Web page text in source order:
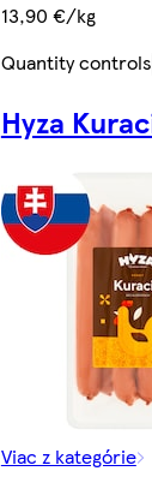
13,90 €/kg
Quantity controls
Hyza
Viac z kategórie